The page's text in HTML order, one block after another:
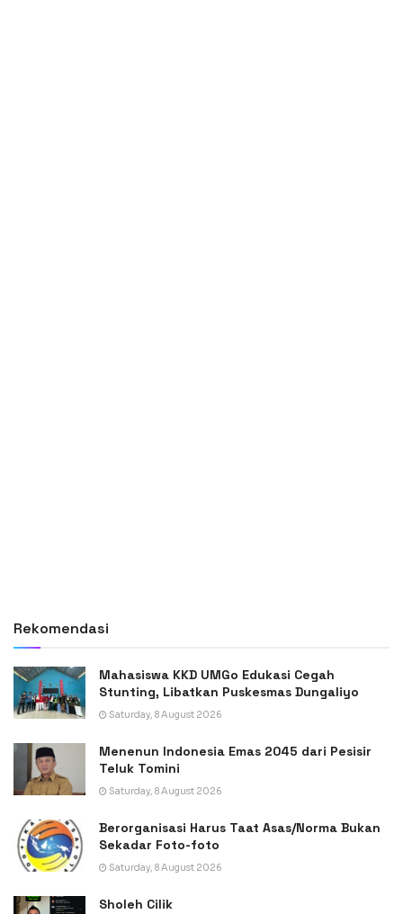
Rekomendasi
Mahasiswa KKD UMGo Edukasi Cegah
Stunting, Libatkan Puskesmas Dungaliyo
Saturday, 8 August 2026
Menenun Indonesia Emas 2045 dari Pesisir
Teluk Tomini
Saturday, 8 August 2026
Berorganisasi Harus Taat Asas/Norma Bukan
Sekadar Foto-foto
Saturday, 8 August 2026
Sholeh Cilik